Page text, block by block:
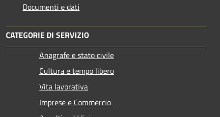
Documenti e dati
CATEGORIE DI SERVIZIO
Anagrafe e stato civile
Cultura e tempo libero
Vita lavorativa
Imprese e Commercio